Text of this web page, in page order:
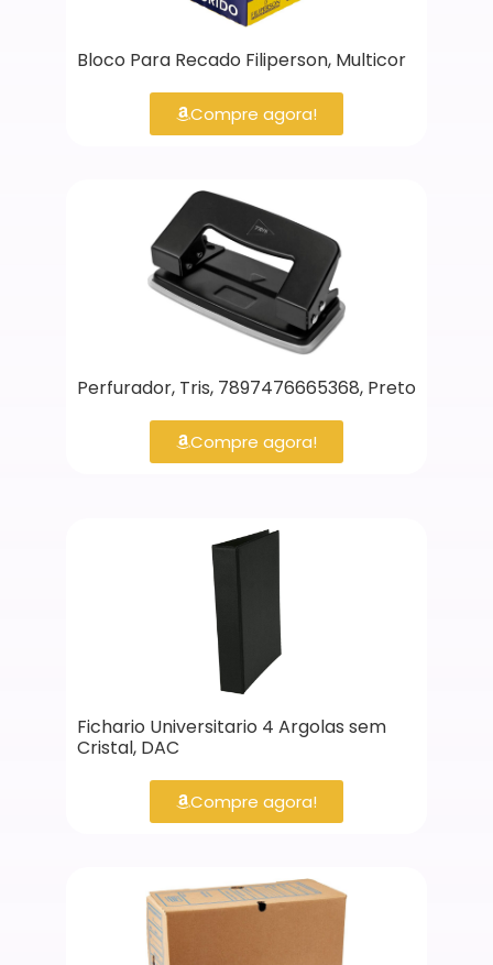
Bloco Para Recado Filiperson, Multicor
Compre agora!
Perfurador, Tris, 7897476665368, Preto
Compre agora!
Fichario Universitario 4 Argolas sem
Cristal, DAC
Compre agora!